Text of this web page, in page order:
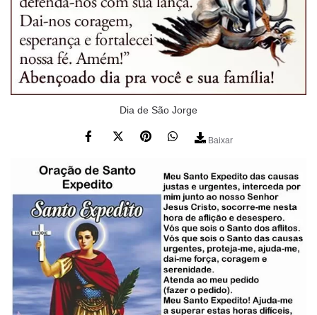
Dia de São Jorge
Baixar